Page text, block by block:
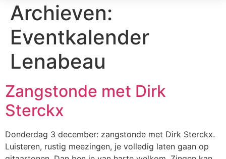
Archieven:
Eventkalender
Lenabeau
Zangstonde met Dirk
Sterckx
Donderdag 3 december: zangstonde met Dirk Sterckx.
Luisteren, rustig meezingen, je volledig laten gaan op